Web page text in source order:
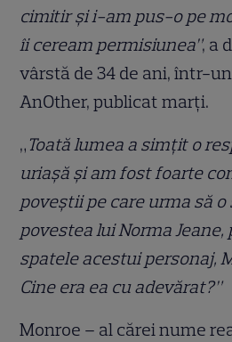
cimitir și i-am pus-o pe
îi ceream permisiunea”, a
vârstă de 34 de ani, într-
AnOther, publicat marți.
„ Toată lumea a simțit o
uriașă și am fost foarte
poveștii pe care urma să
povestea lui Norma
spatele acestui personaj,
Cine era ea cu adevărat?”
Monroe – al cărei nume